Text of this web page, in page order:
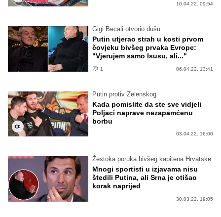
10.04.22. 09:54
Gigi Becali otvorio dušu
Putin utjerao strah u kosti prvom
čovjeku bivšeg prvaka Evrope:
"Vjerujem samo Isusu, ali..."
1 06.04.22. 13:41
Putin protiv Zelenskog
Kada pomislite da ste sve vidjeli
Poljaci naprave nezapamćenu
borbu
03.04.22. 16:00
Žestoka poruka bivšeg kapitena Hrvatske
Mnogi sportisti u izjavama nisu
štedili Putina, ali Srna je otišao
korak naprijed
30.03.22. 19:05